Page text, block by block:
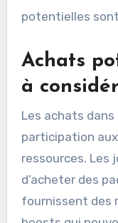
potentielles
Achats
à
Les achats
participation
ressources. Les
d’acheter des
fournissent des